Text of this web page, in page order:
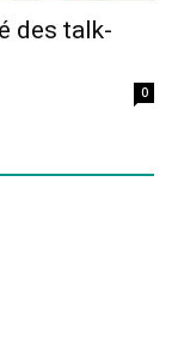
des talk-
0